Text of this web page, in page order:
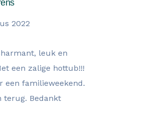
2022
leuk en
een zalige hottub!!!
een familieweekend.
terug. Bedankt